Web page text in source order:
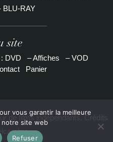
BLU-RAY
site
DVD – Affiches
– VOD
Panier
de films indépendants. Crédits
vous garantir la meilleure
site web
Refuser